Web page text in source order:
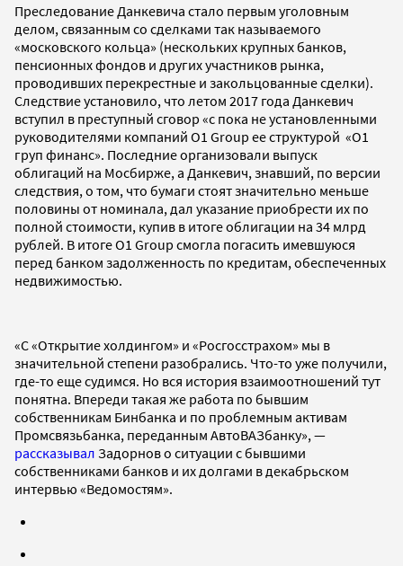
Преследование Данкевича стало первым уголовным
делом, связанным со сделками так называемого
«московского кольца» (нескольких крупных банков,
пенсионных фондов и других участников рынка,
проводивших перекрестные и закольцованные сделки).
Следствие установило, что летом 2017 года Данкевич
вступил в преступный сговор «с пока не установленными
руководителями компаний O1 Group ее структурой «О1
груп финанс». Последние организовали выпуск
облигаций на Мосбирже, а Данкевич, знавший, по версии
следствия, о том, что бумаги стоят значительно меньше
половины от номинала, дал указание приобрести их по
полной стоимости, купив в итоге облигации на 34 млрд
рублей. В итоге O1 Group смогла погасить имевшуюся
перед банком задолженность по кредитам, обеспеченных
недвижимостью.
«С «Открытие холдингом» и «Росгосстрахом» мы в
значительной степени разобрались. Что-то уже получили,
где-то еще судимся. Но вся история взаимоотношений тут
понятна. Впереди такая же работа по бывшим
собственникам Бинбанка и по проблемным активам
Промсвязьбанка, переданным АвтоВАЗбанку», —
рассказывал Задорнов о ситуации с бывшими
собственниками банков и их долгами в декабрьском
интервью «Ведомостям».